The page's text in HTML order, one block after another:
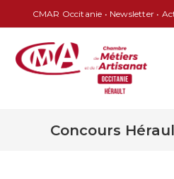
CMAR Occitanie • Newsletter •
Concours